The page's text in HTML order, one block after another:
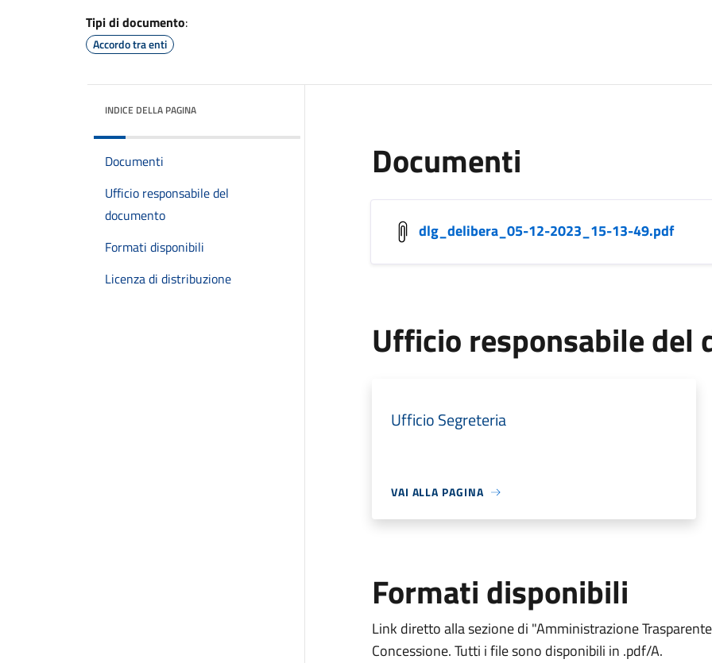
Tipi di documento:
Accordo tra enti
INDICE DELLA PAGINA
Documenti
Ufficio responsabile del
documento
Formati disponibili
Licenza di distribuzione
Documenti
dlg_delibera_05-12-2023_15-13-49.pdf
Ufficio responsabile del
Ufficio Segreteria
VAI ALLA PAGINA
Formati disponibili
Link diretto alla sezione di "Amministrazione
Concessione. Tutti i file sono disponibili in .pdf/A.